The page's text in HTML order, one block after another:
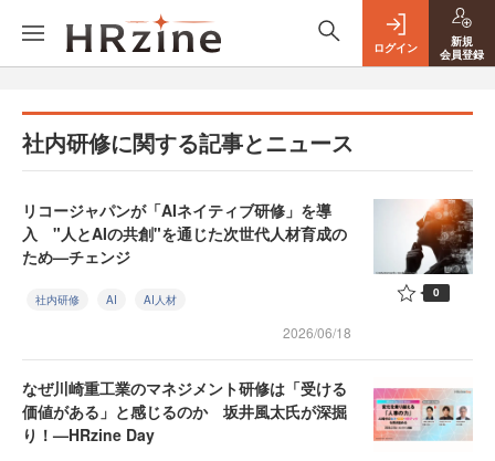
ログイン
新規
会員登録
社内研修に関する記事とニュース
リコージャパンが「AIネイティブ研修」を導
入 "人とAIの共創"を通じた次世代人材育成の
ため—チェンジ
社内研修 AI AI人材
2026/06/18
0
なぜ川崎重工業のマネジメント研修は「受ける
価値がある」と感じるのか 坂井風太氏が深掘
り！—HRzine Day